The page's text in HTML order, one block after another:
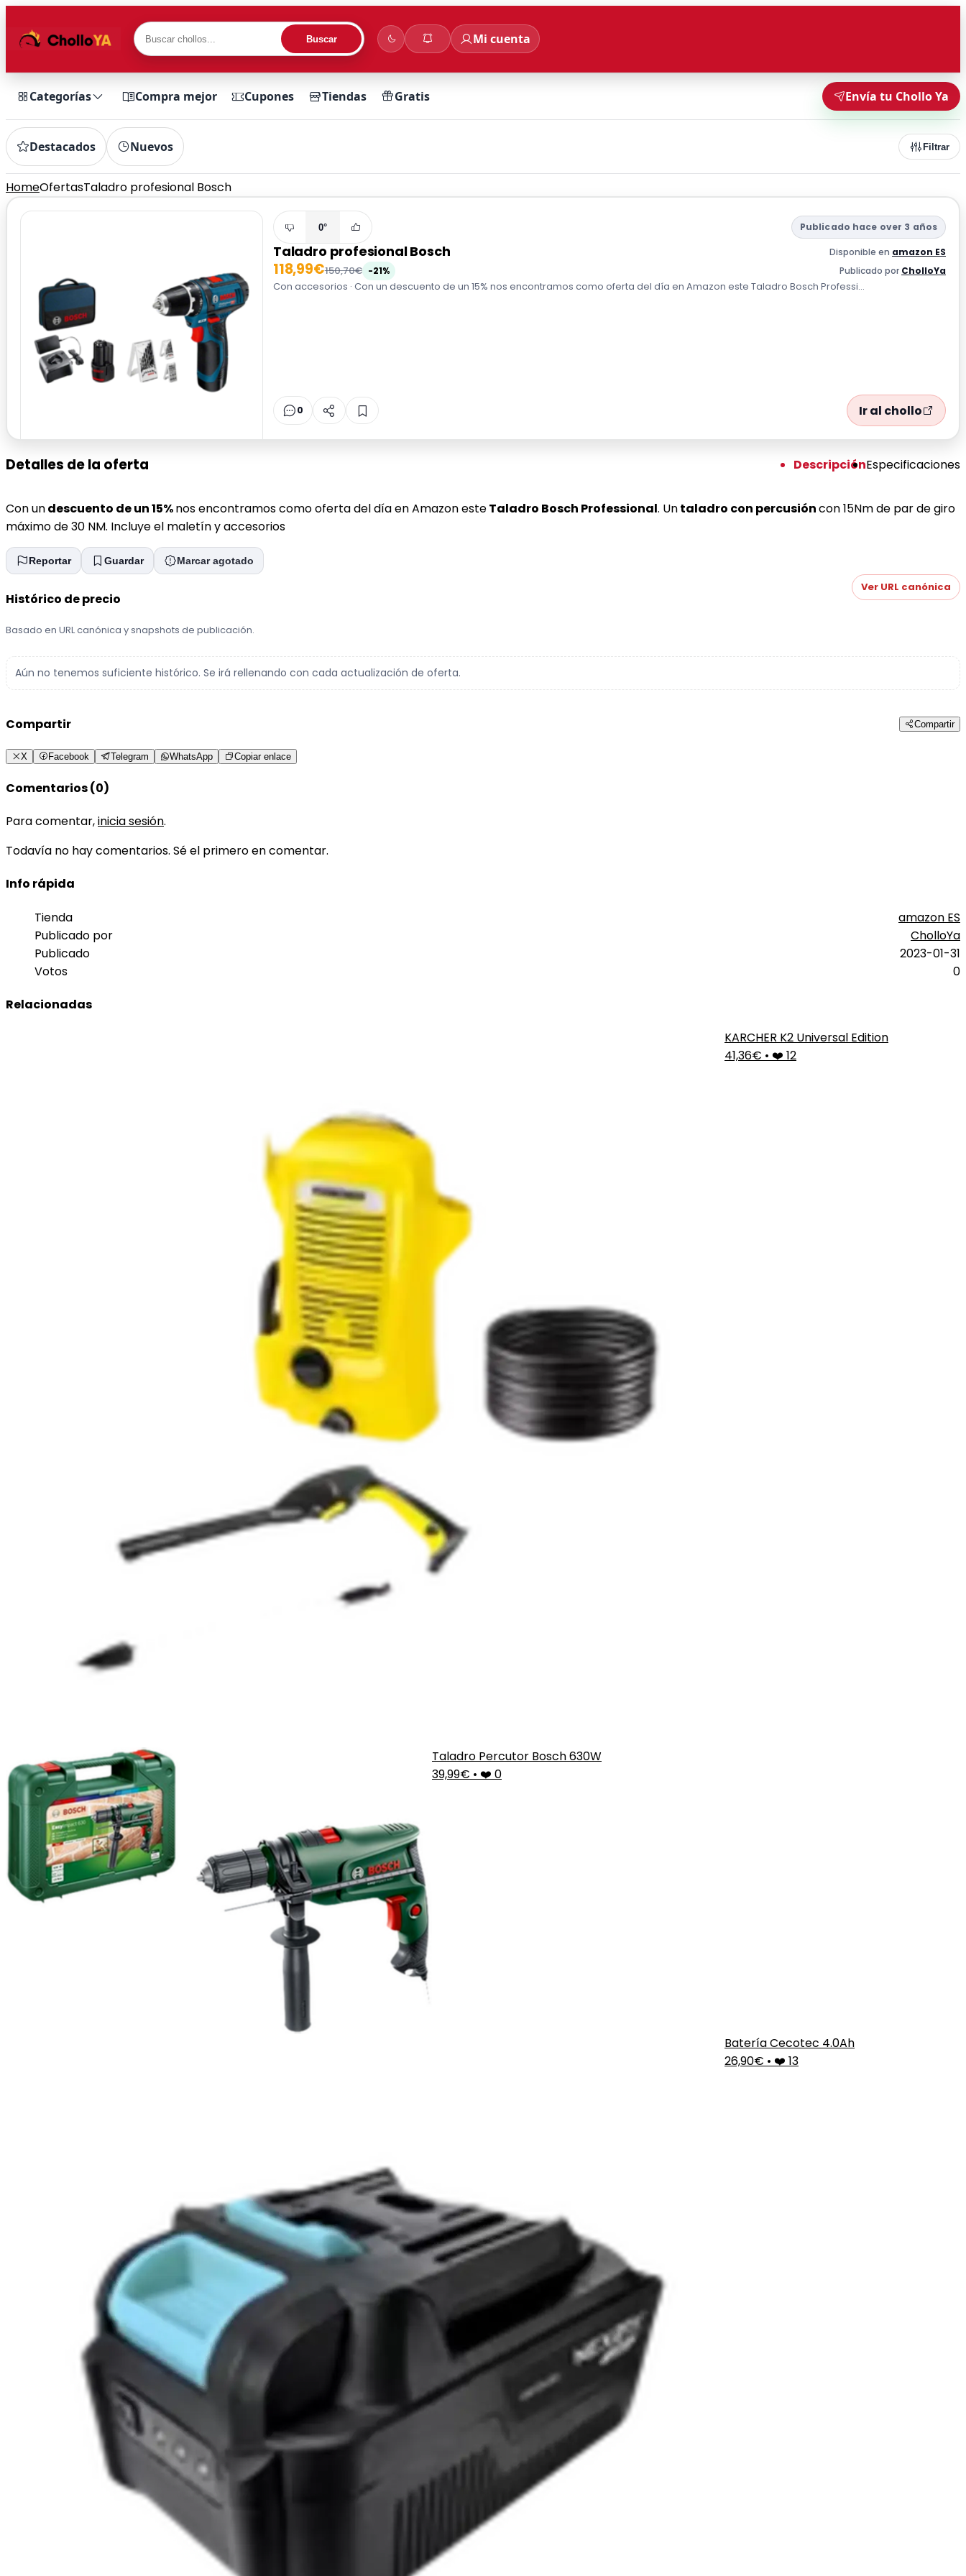
Buscar Mi cuenta
Categorías Compra mejor Cupones Tiendas Gratis Envía tu Chollo Ya
Destacados Nuevos Filtrar
HomeOfertasTaladro profesional Bosch
0° Publicado hace over 3 años
Taladro profesional Bosch Disponible en amazon ES
118,99€150,70€ -21% Publicado por CholloYa
Con accesorios · Con un descuento de un 15% nos encontramos como oferta del día en Amazon este Taladro Bosch Professi...
0 Ir al chollo
Detalles de la oferta DescripciónEspecificaciones
Con undescuento de un 15%nos encontramos como oferta del día en Amazon esteTaladro Bosch Professional. Untaladro con percusióncon 15Nm de par de giro
máximo de 30 NM. Incluye el maletín y accesorios
Reportar Guardar Marcar agotado
Histórico de precio
Basado en URL canónica y snapshots de publicación.
Ver URL canónica
Aún no tenemos suficiente histórico. Se irá rellenando con cada actualización de oferta.
Compartir Compartir
X Facebook Telegram WhatsApp Copiar enlace
Comentarios (0)
Para comentar,inicia sesión.
Todavía no hay comentarios. Sé el primero en comentar.
Info rápida
Tienda
amazon ES
Publicado por
CholloYa
Publicado
2023-01-31
Votos
0
Relacionadas
KARCHER K2 Universal Edition
41,36€ • ❤️ 12
Taladro Percutor Bosch 630W
39,99€ • ❤️ 0
Batería Cecotec 4.0Ah
26,90€ • ❤️ 13